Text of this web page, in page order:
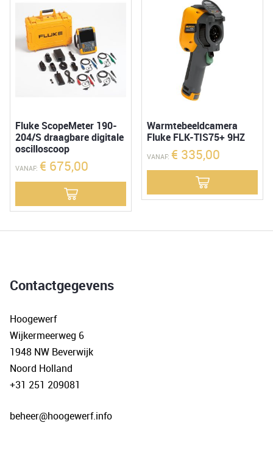
Fluke ScopeMeter 190-
204/S draagbare digitale
oscilloscoop
VANAF: € 675,00
Warmtebeeldcamera
Fluke FLK-TIS75+ 9HZ
VANAF:€ 335,00
Contactgegevens
Hoogewerf
Wijkermeerweg 6
1948 NW Beverwijk
Noord Holland
+31 251 209081
beheer@hoogewerf.info